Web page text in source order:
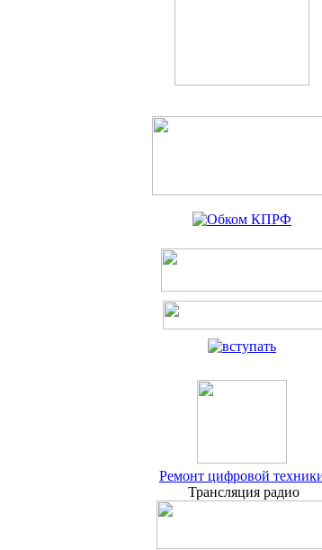
Ремонт цифровой
Трансляция радио